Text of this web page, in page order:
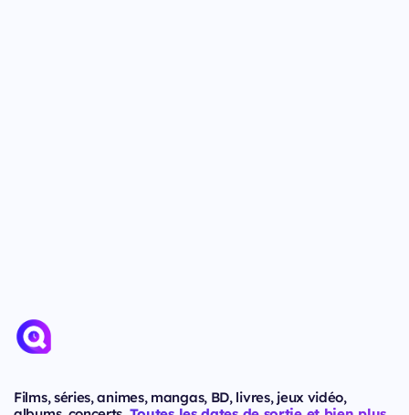
Films, séries, animes, mangas, BD, livres, jeux vidéo,